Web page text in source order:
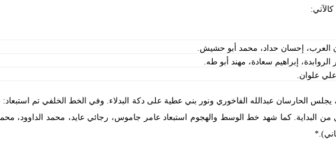
كالآتي:
العرب، إحسان حداد، محمد أبو حشيش.
الروابدة، إبراهيم سعادة، مهند أبو طه.
علوان.
يجلس الحارسان عبدالله الفاخوري ونور بني عطية على دكة البدلاء. وفي الخط الخلفي تم
البداية. كما شهد خط الوسط والهجوم استبعاد عامر جاموس، رجائي عايد، محمد الداوود،